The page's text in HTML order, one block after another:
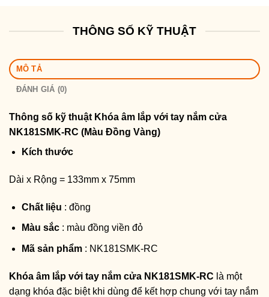
THÔNG SỐ KỸ THUẬT
MÔ TẢ
ĐÁNH GIÁ (0)
Thông số kỹ thuật Khóa âm lắp với tay nắm cửa
NK181SMK-RC (Màu Đồng Vàng)
Kích thước
Dài x Rộng = 133mm x 75mm
Chất liệu : đồng
Màu sắc: màu đồng viền đỏ
Mã sản phẩm: NK181SMK-RC
Khóa âm lắp với tay nắm cửa NK181SMK-RC là một
dạng khóa đặc biệt khi dùng để kết hợp chung với tay nắm